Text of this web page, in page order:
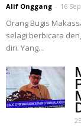
Alif Onggang - 16
Orang Bugis
selagi berbicara
diri. Yang...